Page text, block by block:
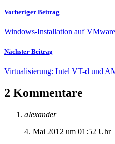
Vorheriger Beitrag
Windows-Installation auf
Nächster Beitrag
Virtualisierung: Intel VT-d und
2 Kommentare
alexander
4. Mai 2012 um 01:52 Uhr